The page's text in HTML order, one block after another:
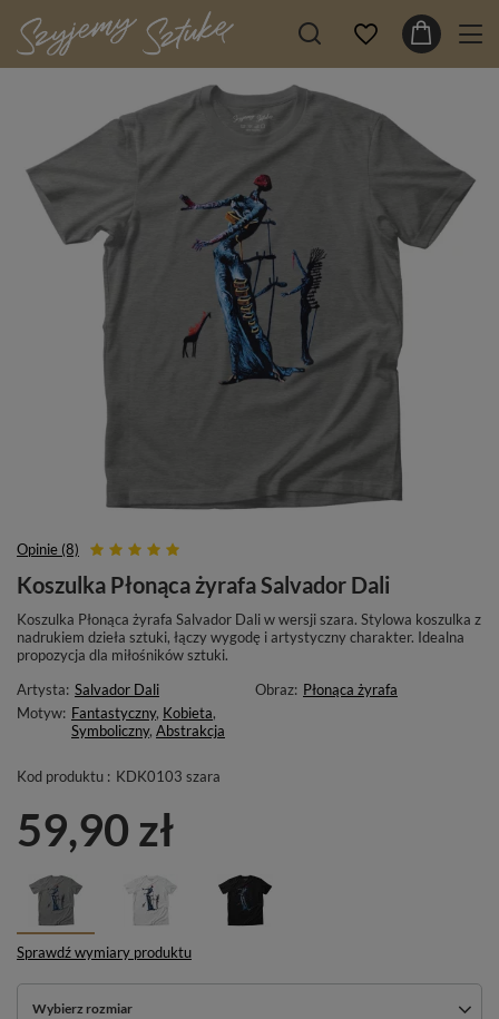
Opinie (8)
Koszulka Płonąca żyrafa Salvador Dali
Koszulka Płonąca żyrafa Salvador Dali w wersji szara. Stylowa koszulka z
nadrukiem dzieła sztuki, łączy wygodę i artystyczny charakter. Idealna
propozycja dla miłośników sztuki.
Artysta: Salvador Dali Obraz: Płonąca żyrafa
Motyw: Fantastyczny, Kobieta,
Symboliczny, Abstrakcja
Kod produktu : KDK0103 szara
59,90 zł
Sprawdź wymiary produktu
Wybierz rozmiar